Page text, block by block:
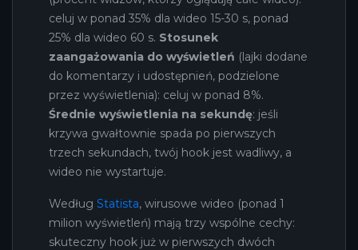
celuj w ponad 35% dla wideo 15-30 s, ponad
25% dla wideo 60 s. Stosunek
zaangażowania do wyświetleń (lajki dodane
do komentarzy i udostępnień, podzielone
przez wyświetlenia): celuj w ponad 8%.
Średnie wyświetlenia na sekundę: jeśli
krzywa gwałtownie spada po pierwszych
trzech sekundach, twój hook jest wadliwy, a
wideo nie wystartuje.
Według Statista, wirusowe wideo (ponad 1
milion wyświetleń) mają trzy wspólne cechy:
skuteczny hook już w pierwszych dwóch